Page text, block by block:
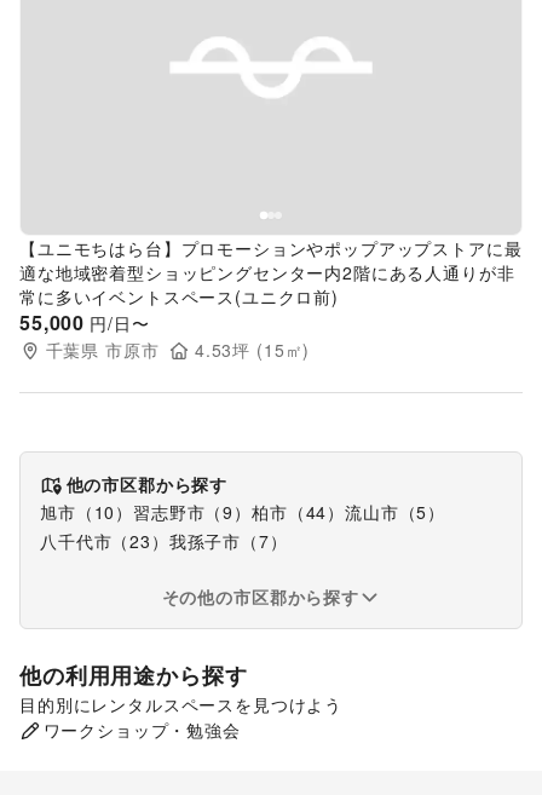
Previous slide
【ユニモちはら台】プロモーションやポップアップストアに最
適な地域密着型ショッピングセンター内2階にある人通りが非
常に多いイベントスペース(ユニクロ前)
55,000 円/日〜
千葉県 市原市 4.53坪 (15 ㎡)
他の市区郡から探す
旭市 （ 10 ） 習志野市 （9 ） 柏市 （44）流山市 （5）
八千代市 （23 ） 我孫子市 （7）
その他の市区郡から探す
他の利用用途から探す
目的別にレンタルスペースを見つけよう
食品販売
ワークショップ・勉強会